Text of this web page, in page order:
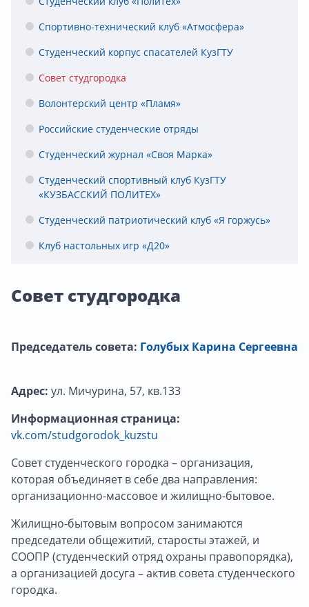
Спортивно-технический клуб «Атмосфера»
Студенческий корпус спасателей КузГТУ
Совет студгородка
Волонтерский центр «Пламя»
Российские студенческие отряды
Студенческий журнал «Своя Марка»
Студенческий спортивный клуб КузГТУ
«КУЗБАССКИЙ ПОЛИТЕХ»
Студенческий патриотический клуб «Я горжусь»
Клуб настольных игр «Д20»
Совет студгородка
Председатель совета: Голубых Карина Сергеевна
Адрес: ул. Мичурина, 57, кв.133
Информационная страница:
vk.com/studgorodok_kuzstu
Совет студенческого городка – организация,
которая объединяет в себе два направления:
организационно-массовое и жилищно-бытовое.
Жилищно-бытовым вопросом занимаются
председатели общежитий, старосты этажей, и
СООПР (студенческий отряд охраны правопорядка),
а организацией досуга – актив совета студенческого
городка.